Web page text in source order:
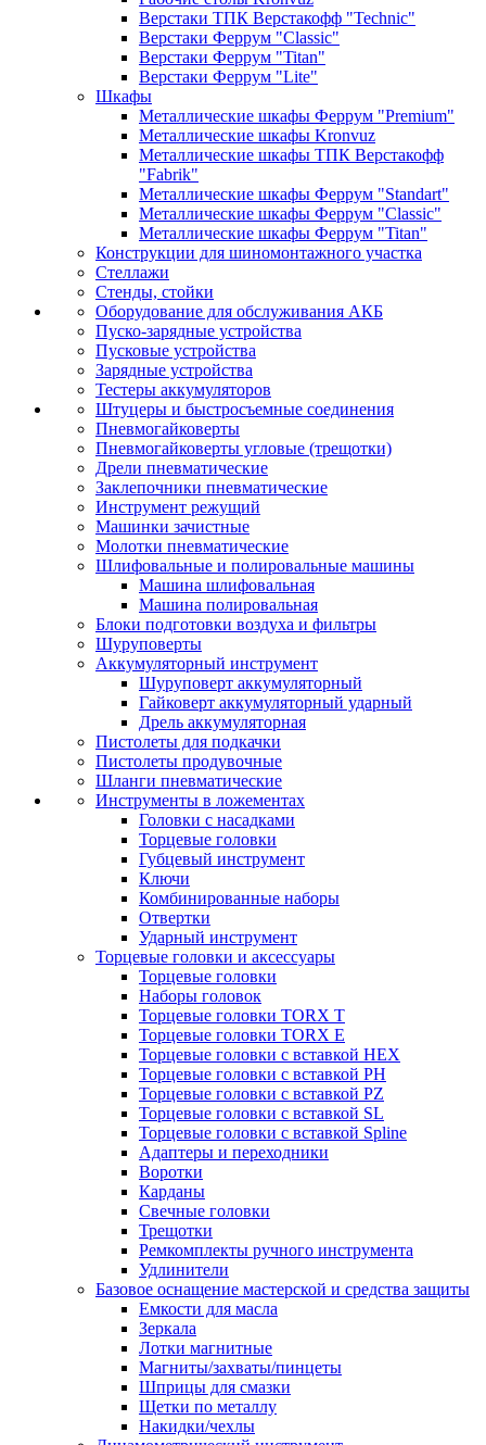
Верстаки ТПК Верстакофф "Technic"
Верстаки Феррум "Classic"
Верстаки Феррум "Titan"
Верстаки Феррум "Lite"
Шкафы
Металлические шкафы Феррум "Premium"
Металлические шкафы Kronvuz
Металлические шкафы ТПК Верстакофф
"Fabrik"
Металлические шкафы Феррум "Standart"
Металлические шкафы Феррум "Classic"
Металлические шкафы Феррум "Titan"
Конструкции для шиномонтажного участка
Стеллажи
Стенды, стойки
Оборудование для обслуживания АКБ
Пуско-зарядные устройства
Пусковые устройства
Зарядные устройства
Тестеры аккумуляторов
Штуцеры и быстросъемные соединения
Пневмогайковерты
Пневмогайковерты угловые (трещотки)
Дрели пневматические
Заклепочники пневматические
Инструмент режущий
Машинки зачистные
Молотки пневматические
Шлифовальные и полировальные машины
Машина шлифовальная
Машина полировальная
Блоки подготовки воздуха и фильтры
Шуруповерты
Аккумуляторный инструмент
Шуруповерт аккумуляторный
Гайковерт аккумуляторный ударный
Дрель аккумуляторная
Пистолеты для подкачки
Пистолеты продувочные
Шланги пневматические
Инструменты в ложементах
Головки с насадками
Торцевые головки
Губцевый инструмент
Ключи
Комбинированные наборы
Отвертки
Ударный инструмент
Торцевые головки и аксессуары
Торцевые головки
Наборы головок
Торцевые головки TORX T
Торцевые головки TORX Е
Торцевые головки с вставкой HEX
Торцевые головки с вставкой PH
Торцевые головки с вставкой PZ
Торцевые головки с вставкой SL
Торцевые головки с вставкой Spline
Адаптеры и переходники
Воротки
Карданы
Свечные головки
Трещотки
Ремкомплекты ручного инструмента
Удлинители
Базовое оснащение мастерской и средства защиты
Емкости для масла
Зеркала
Лотки магнитные
Магниты/захваты/пинцеты
Шприцы для смазки
Щетки по металлу
Накидки/чехлы